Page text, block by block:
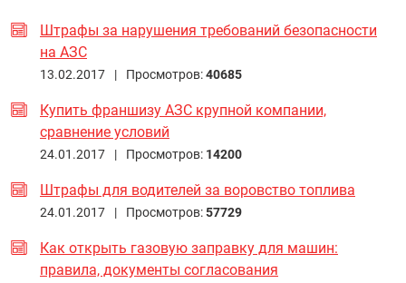
Штрафы за нарушения требований безопасности
на АЗС
13.02.2017 | Просмотров:40685
Купить франшизу АЗС крупной компании,
сравнение условий
24.01.2017 | Просмотров: 14200
Штрафы для водителей за воровство топлива
24.01.2017 | Просмотров:57729
Как открыть газовую заправку для машин:
правила, документы согласования